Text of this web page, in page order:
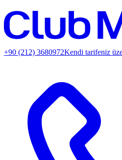
+90 (212) 3680972Kendi tarifeniz